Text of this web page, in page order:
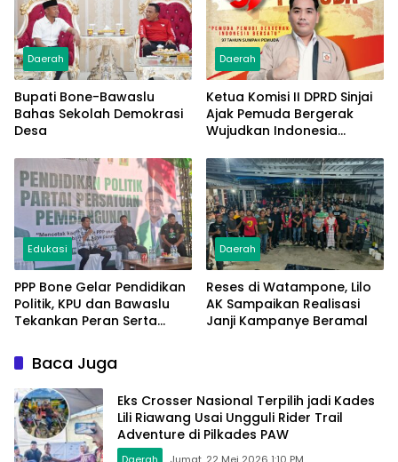
Daerah
Bupati Bone-Bawaslu
Bahas Sekolah Demokrasi
Desa
Daerah
Ketua Komisi II DPRD Sinjai
Ajak Pemuda Bergerak
Wujudkan Indonesia
Sumpah Pemuda
Edukasi
PPP Bone Gelar Pendidikan
Politik, KPU dan Bawaslu
Tekankan Peran Serta
Demokrasi
Daerah
Reses di Watampone, Lilo
AK Sampaikan Realisasi
Janji Kampanye Beramal
Baca Juga
Eks Crosser Nasional Terpilih jadi Kades
Lili Riawang Usai Ungguli Rider Trail
Adventure di Pilkades PAW